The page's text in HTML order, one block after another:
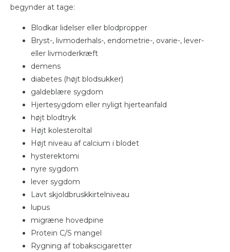
begynder at tage:
Blodkar lidelser eller blodpropper
Bryst-, livmoderhals-, endometrie-, ovarie-, lever-
eller livmoderkræft
demens
diabetes (højt blodsukker)
galdeblære sygdom
Hjertesygdom eller nyligt hjerteanfald
højt blodtryk
Højt kolesteroltal
Højt niveau af calcium i blodet
hysterektomi
nyre sygdom
lever sygdom
Lavt skjoldbruskkirtelniveau
lupus
migræne hovedpine
Protein C/S mangel
Rygning af tobakscigaretter